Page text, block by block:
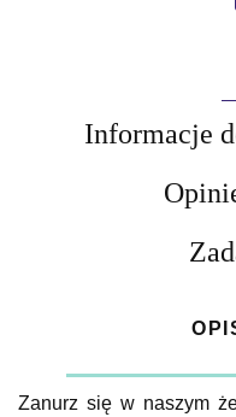
Informacje
Zanurz się w naszym